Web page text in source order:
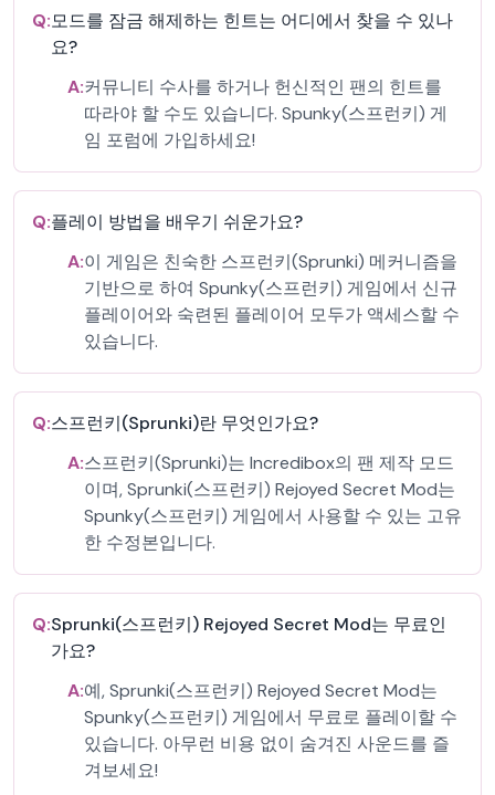
Q:모드를 잠금 해제하는 힌트는 어디에서 찾을 수 있나
요?
A:커뮤니티 수사를 하거나 헌신적인 팬의 힌트를
따라야 할 수도 있습니다. Spunky(스프런키) 게
임 포럼에 가입하세요!
Q:플레이 방법을 배우기 쉬운가요?
A:이 게임은 친숙한 스프런키(Sprunki) 메커니즘을
기반으로 하여 Spunky(스프런키) 게임에서 신규
플레이어와 숙련된 플레이어 모두가 액세스할 수
있습니다.
Q:스프런키(Sprunki)란 무엇인가요?
A:스프런키(Sprunki)는 Incredibox의 팬 제작 모드
이며, Sprunki(스프런키) Rejoyed Secret Mod는
Spunky(스프런키) 게임에서 사용할 수 있는 고유
한 수정본입니다.
Q:Sprunki(스프런키) Rejoyed Secret Mod는 무료인
가요?
A:예, Sprunki(스프런키) Rejoyed Secret Mod는
Spunky(스프런키) 게임에서 무료로 플레이할 수
있습니다. 아무런 비용 없이 숨겨진 사운드를 즐
겨보세요!